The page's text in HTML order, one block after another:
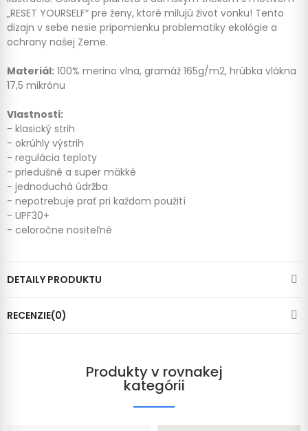
„RESET YOURSELF“ pre ženy, ktoré milujú život vonku! Tento
dizajn v sebe nesie pripomienku problematiky ekológie a
ochrany našej Zeme.
Materiál: 100% merino vlna, gramáž 165g/m2, hrúbka vlákna
17,5 mikrónu
Vlastnosti:
- klasický strih
- okrúhly výstrih
- regulácia teploty
- priedušné a super mäkké
- jednoduchá údržba
- nepotrebuje prať pri každom použití
- UPF30+
- celoročne nositeľné
DETAILY PRODUKTU
RECENZIE(0)
Produkty v rovnakej
kategórii